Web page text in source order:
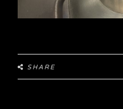
SHARE